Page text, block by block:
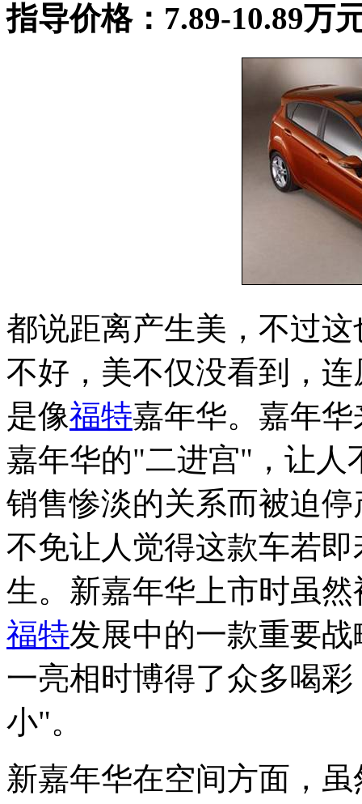
指导价格：7.89-10.89万
都说距离产生美，不过
不好，美不仅没看到，
是像福特嘉年华。嘉年
嘉年华的"二进宫"，让人
销售惨淡的关系而被迫
不免让人觉得这款车若
生。新嘉年华上市时虽
福特发展中的一款重要
一亮相时博得了众多喝
小"。
新嘉年华在空间方面，